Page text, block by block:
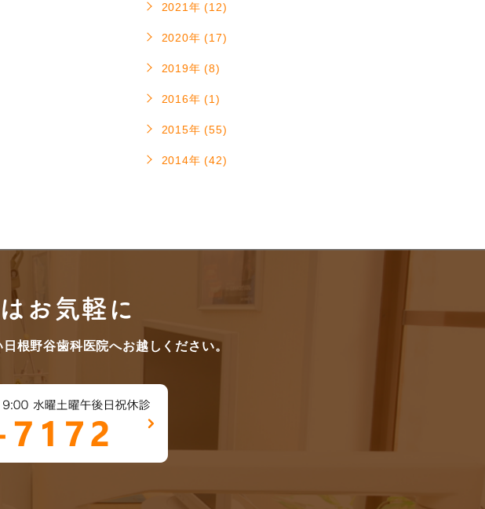
2021年 (12)
2020年 (17)
2019年 (8)
2016年 (1)
2015年 (55)
2014年 (42)
お気軽に
根野谷歯科医院へお越しください。